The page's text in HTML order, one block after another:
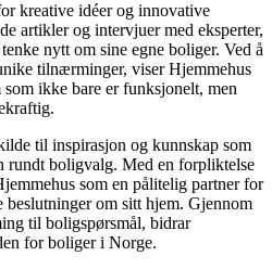
kreative idéer og innovative
artikler og intervjuer med eksperter,
nytt om sine egne boliger. Ved å
tilnærminger, viser Hjemmehus
ikke bare er funksjonelt, men
til inspirasjon og kunnskap som
rundt boligvalg. Med en forpliktelse
som en pålitelig partner for
beslutninger om sitt hjem. Gjennom
til boligspørsmål, bidrar
for boliger i Norge.